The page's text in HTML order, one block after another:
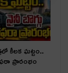
కీలక ఘట్టం..
ప్రారంభం